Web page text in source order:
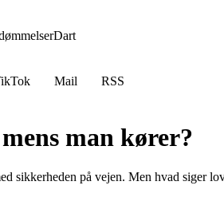
Dart
Mail
RSS
man kører?
sikkerheden på vejen. Men hvad siger